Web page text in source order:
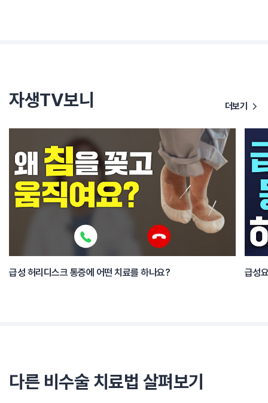
자생TV보니 더보기
급성 허리디스크 통증에 어떤 치료를 하나요?
다른 비수술 치료법 살펴보기